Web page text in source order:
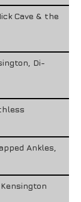
Cave & the
Di-
Ankles,